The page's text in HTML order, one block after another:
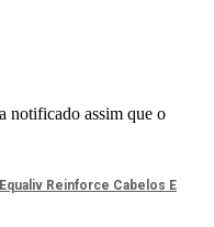
notificado assim que o
Reinforce Cabelos E